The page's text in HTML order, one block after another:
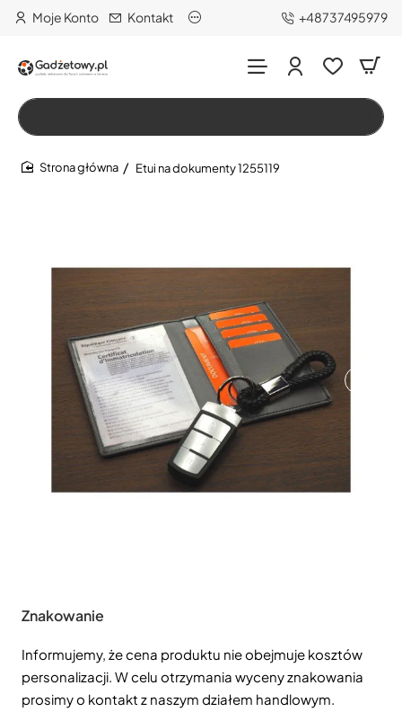
Moje Konto Kontakt +48737495979
Szukaj…
Etui na dokumenty 1255119
Znakowanie
Informujemy, że cena produktu nie obejmuje kosztów
personalizacji. W celu otrzymania wyceny znakowania
prosimy o kontakt z naszym działem handlowym.